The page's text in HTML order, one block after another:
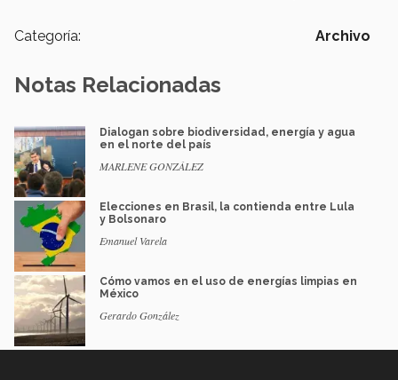
Categoría: Archivo
Notas Relacionadas
Dialogan sobre biodiversidad, energía y agua
en el norte del país
MARLENE GONZÁLEZ
Elecciones en Brasil, la contienda entre Lula
y Bolsonaro
Emanuel Varela
Cómo vamos en el uso de energías limpias en
México
Gerardo González